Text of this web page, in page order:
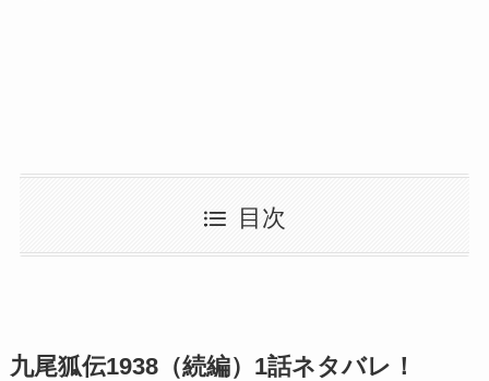
目次
九尾狐伝1938（続編）1話ネタバレ！